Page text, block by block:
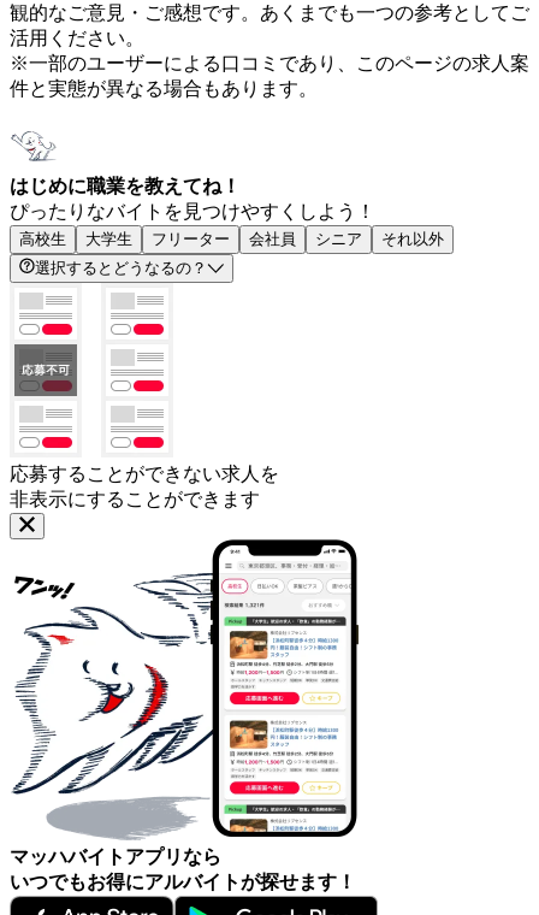
観的なご意見・ご感想です。あくまでも一つの参考としてご
活用ください。
※一部のユーザーによる口コミであり、このページの求人案
件と実態が異なる場合もあります。
はじめに職業を教えてね！
ぴったりなバイトを見つけやすくしよう！
高校生 大学生 フリーター 会社員 シニア
それ以外
選択するとどうなるの？
応募することができない求人を
非表示にすることができます
マッハバイトアプリなら
いつでもお得にアルバイトが探せます！